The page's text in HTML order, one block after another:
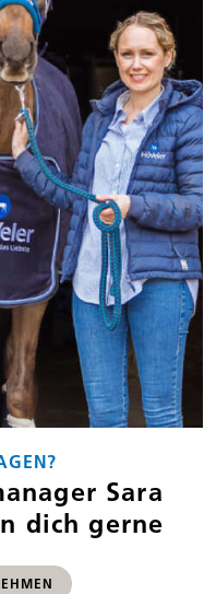
Sara
dich gerne